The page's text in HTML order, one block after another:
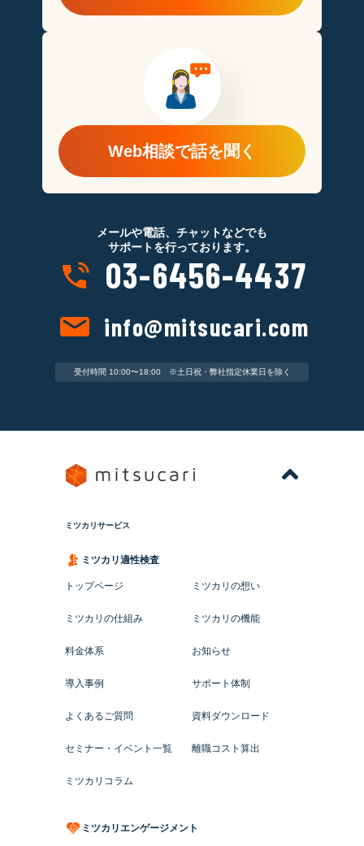
Web相談で話を聞く
メールや電話、チャットなどでも
サポートを行っております。
03-6456-4437
info@mitsucari.com
受付時間 10:00〜18:00 ※土日祝・弊社指定休業日を除く
ミツカリサービス
ミツカリ適性検査
トップページ ミツカリの想い
ミツカリの仕組み ミツカリの機能
料金体系 お知らせ
導入事例 サポート体制
よくあるご質問 資料ダウンロード
セミナー・イベント一覧 離職コスト算出
ミツカリコラム
ミツカリエンゲージメント